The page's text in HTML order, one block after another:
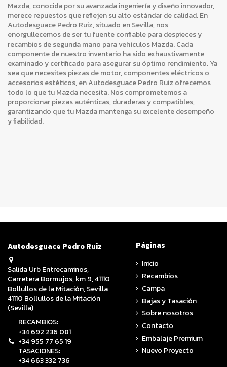
Mazda, conocida por su avanzada ingeniería y diseño innovador,
merece repuestos que reflejen su alto estándar de calidad. En
Autodesguace Pedro Ruiz, situado en Sevilla, nos
enorgullecemos de ser tu fuente confiable para despieces y
recambios de segunda mano para vehículos Mazda. Cada
componente de nuestro inventario ha sido exhaustivamente
examinado y certificado para asegurar su óptimo rendimiento. Ya
sea que necesites piezas de motor, componentes eléctricos o
accesorios estéticos, en Autodesguace Pedro Ruiz ofrecemos
todo lo que tu Mazda necesita. Nos comprometemos a
proporcionar piezas auténticas, duraderas y compatibles,
garantizando que tu Mazda mantenga su excelente desempeño
y fiabilidad.
Autodesguace Pedro Ruiz
Salida Urb Entrecaminos,
Carretera Bormujos, km 9, 41110
Bollullos de la Mitación, Sevilla
41110 Bollullos de la Mitación
(Sevilla)
RECAMBIOS:
+34 692 236 081
+34 955 77 65 19
TASACIONES:
+34 663 332 736
Páginas
Inicio
Recambios
Campa
Bajas y Tasación
Sobre nosotros
Contacto
Embalaje Premium
Nuevo Proyecto